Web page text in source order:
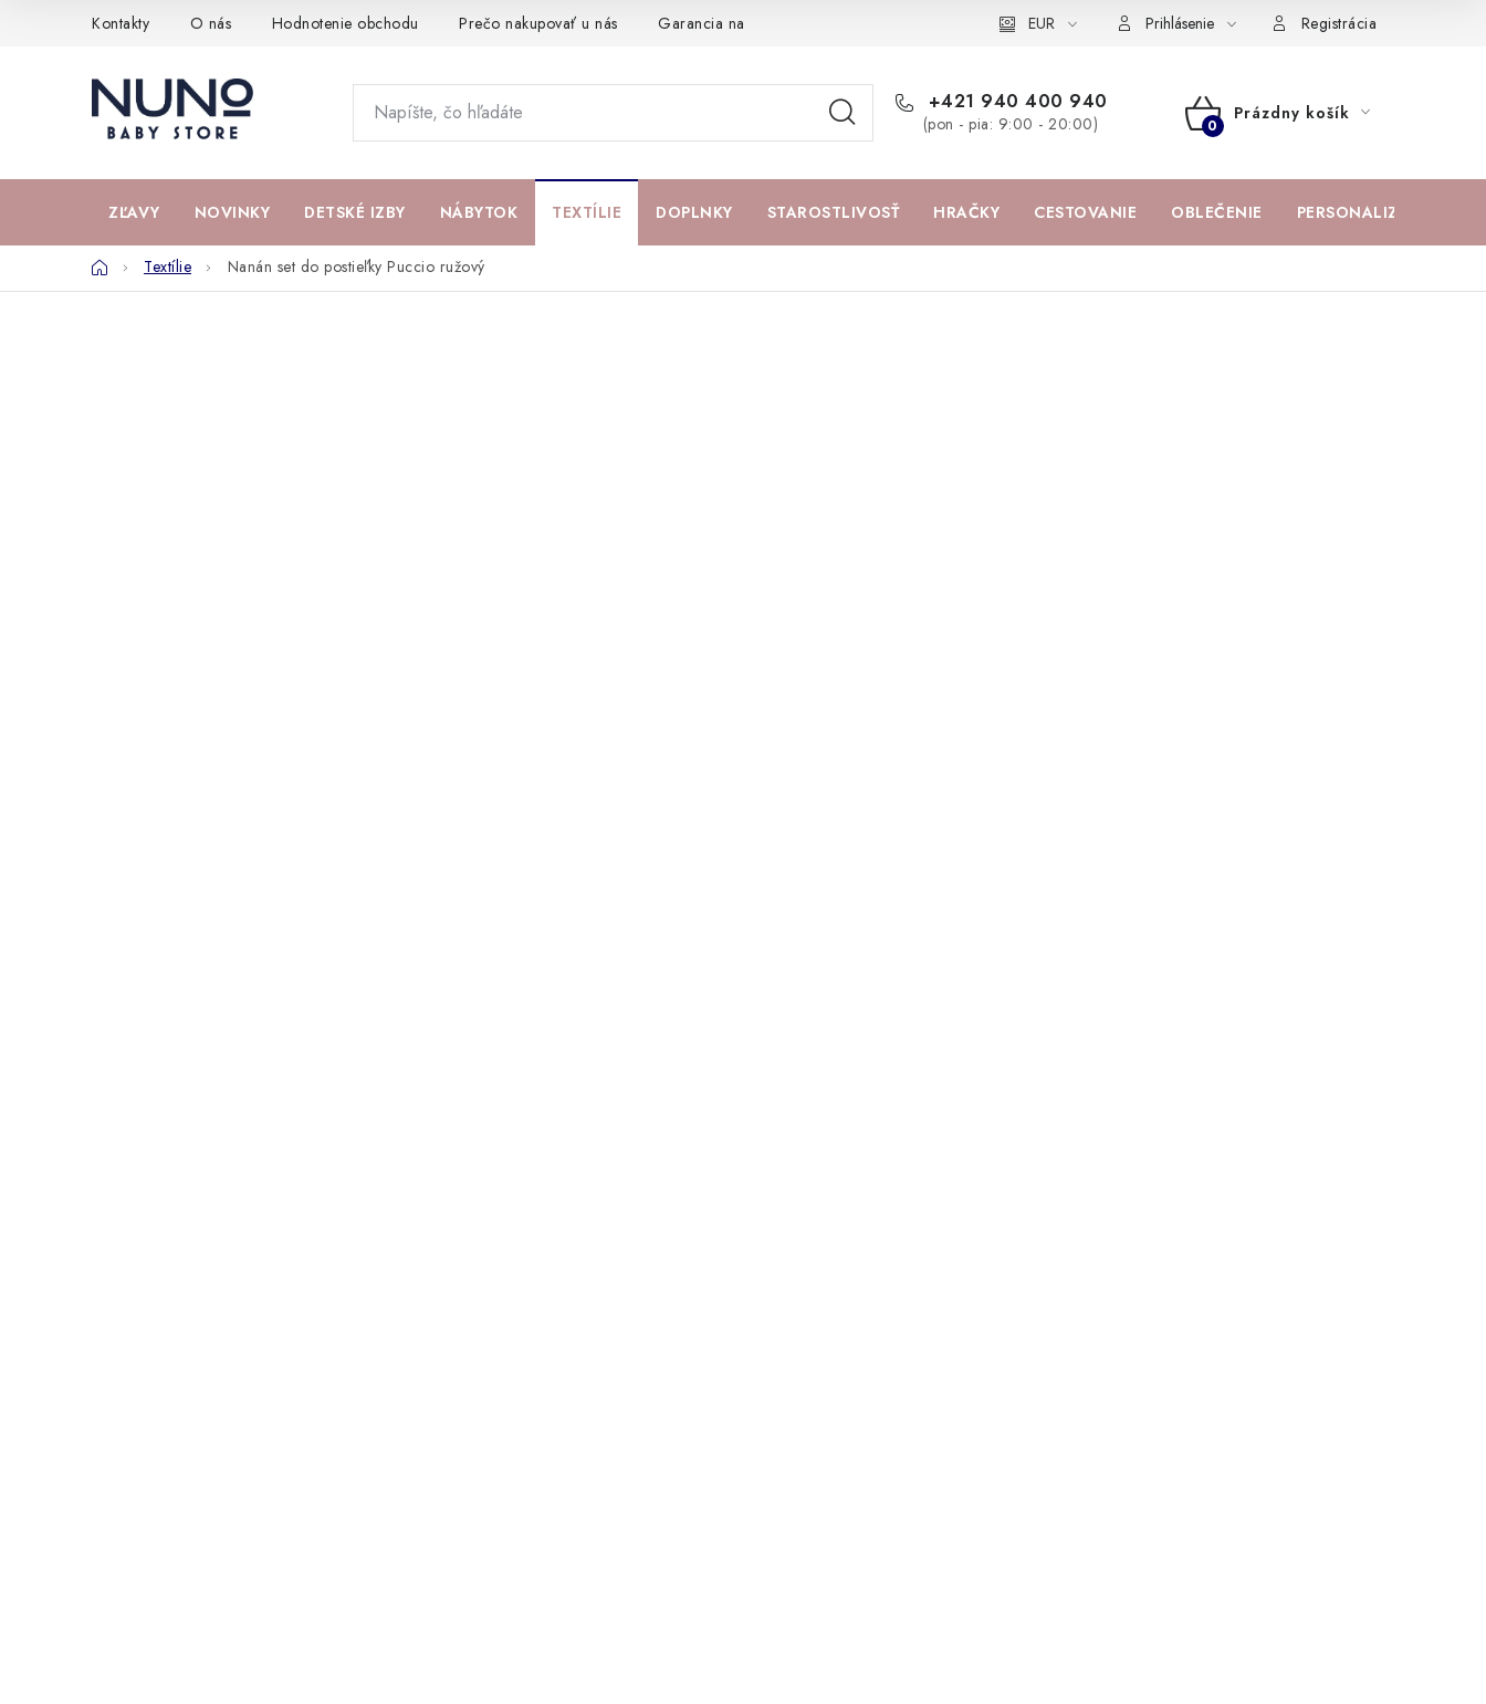
Kontakty O nás Hodnotenie obchodu Prečo nakupovať u nás Garancia najlepšej ceny Darčeková poukážka Spolupráca s influencermi BABY zoznam obľúbených
EUR Prihlásenie Registrácia
+421 940 400 940
(pon - pia: 9:00 - 20:00)
NÁKUPNÝ
Prázdny košík
ZĽAVY NOVINKY DETSKÉ IZBY NÁBYTOK TEXTÍLIE DOPLNKY STAROSTLIVOSŤ HRAČKY CESTOVANIE OBLEČENIE PERSONALIZOVANÉ
DomovTextílie Nanán set do postieľky Puccio ružový